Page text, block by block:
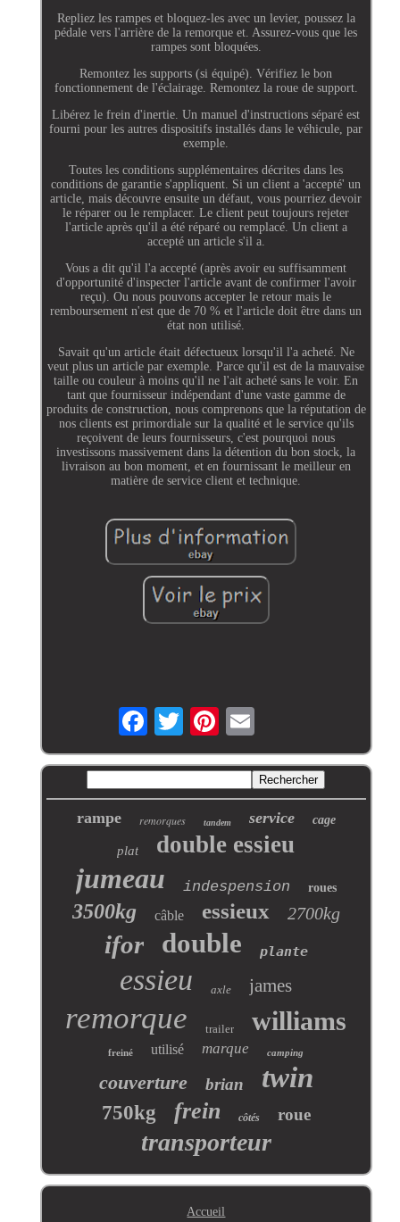
Repliez les rampes et bloquez-les avec un levier, poussez la
pédale vers l'arrière de la remorque et. Assurez-vous que les
rampes sont bloquées.
Remontez les supports (si équipé). Vérifiez le bon
fonctionnement de l'éclairage. Remontez la roue de support.
Libérez le frein d'inertie. Un manuel d'instructions séparé est
fourni pour les autres dispositifs installés dans le véhicule, par
exemple.
Toutes les conditions supplémentaires décrites dans les
conditions de garantie s'appliquent. Si un client a 'accepté' un
article, mais découvre ensuite un défaut, vous pourriez devoir
le réparer ou le remplacer. Le client peut toujours rejeter
l'article après qu'il a été réparé ou remplacé. Un client a
accepté un article s'il a.
Vous a dit qu'il l'a accepté (après avoir eu suffisamment
d'opportunité d'inspecter l'article avant de confirmer l'avoir
reçu). Ou nous pouvons accepter le retour mais le
remboursement n'est que de 70 % et l'article doit être dans un
état non utilisé.
Savait qu'un article était défectueux lorsqu'il l'a acheté. Ne
veut plus un article par exemple. Parce qu'il est de la mauvaise
taille ou couleur à moins qu'il ne l'ait acheté sans le voir. En
tant que fournisseur indépendant d'une vaste gamme de
produits de construction, nous comprenons que la réputation de
nos clients est primordiale sur la qualité et le service qu'ils
reçoivent de leurs fournisseurs, c'est pourquoi nous
investissons massivement dans la détention du bon stock, la
livraison au bon moment, et en fournissant le meilleur en
matière de service client et technique.
rampe remorques tandem service cage
plat double essieu
jumeau indespension roues
3500kg câble essieux 2700kg
ifor double plante
essieu axle james
remorque trailer williams
freiné utilisé marque camping
couverture brian twin
750kg frein côtés roue
transporteur
Accueil